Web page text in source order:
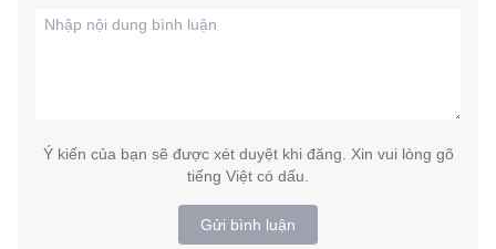
Ý kiến của bạn sẽ được xét duyệt khi đăng. Xin vui lòng gõ
tiếng Việt có dấu.
Gửi bình luận